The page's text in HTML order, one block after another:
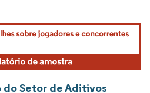
requer atribuição conforme CC BY 4.0.
do Setor de Aditivos